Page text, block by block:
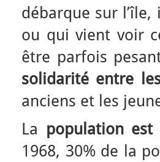
débarque sur
ou qui vient voir
être parfois
solidarité entre
anciens et les
La population est
1968, 30% de la